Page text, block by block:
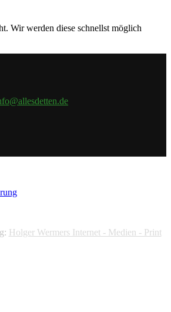
Wir werden diese schnellst möglich
Holger Wermers Internet - Medien - Print